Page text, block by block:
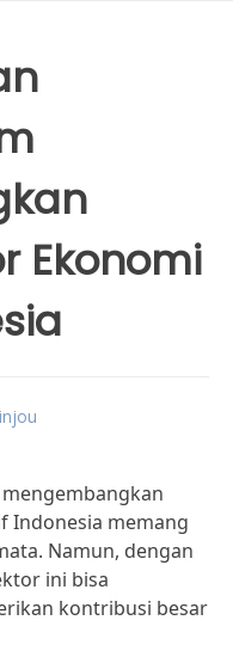
Ekonomi
Indonesia memang
Namun, dengan
ini bisa
kontribusi besar